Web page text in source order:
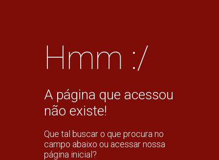
Hmm :/
A página que acessou
não existe!
Que tal buscar o que procura no
campo abaixo ou acessar nossa
página inicial?